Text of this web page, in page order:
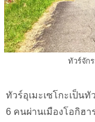
ทัวร์จัก
ทัวร์อุเมะเซโกะเป็น
6 คนผ่านเมืองโอกิฮา